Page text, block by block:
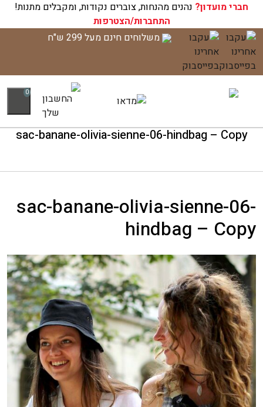
חברי מועדון? נהנים מהנחות, צוברים נקודות, ומקבלים מתנות!
התחברות/הצטרפות
דלג
לתוכן
משלוחים חינם מעל 299 ש"ח
0
עגלת הקניות שלך ריקה כעת!
sac-banane-olivia-sienne-06-hindbag – Copy
sac-banane-olivia-sienne-06-
hindbag – Copy